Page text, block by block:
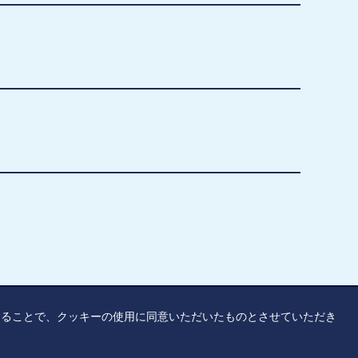
ことで、クッキーの使用に同意いただいたものとさせていただき